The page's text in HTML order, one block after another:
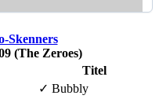
Skenners
(The Zeroes)
Titel
✓ Bubbly